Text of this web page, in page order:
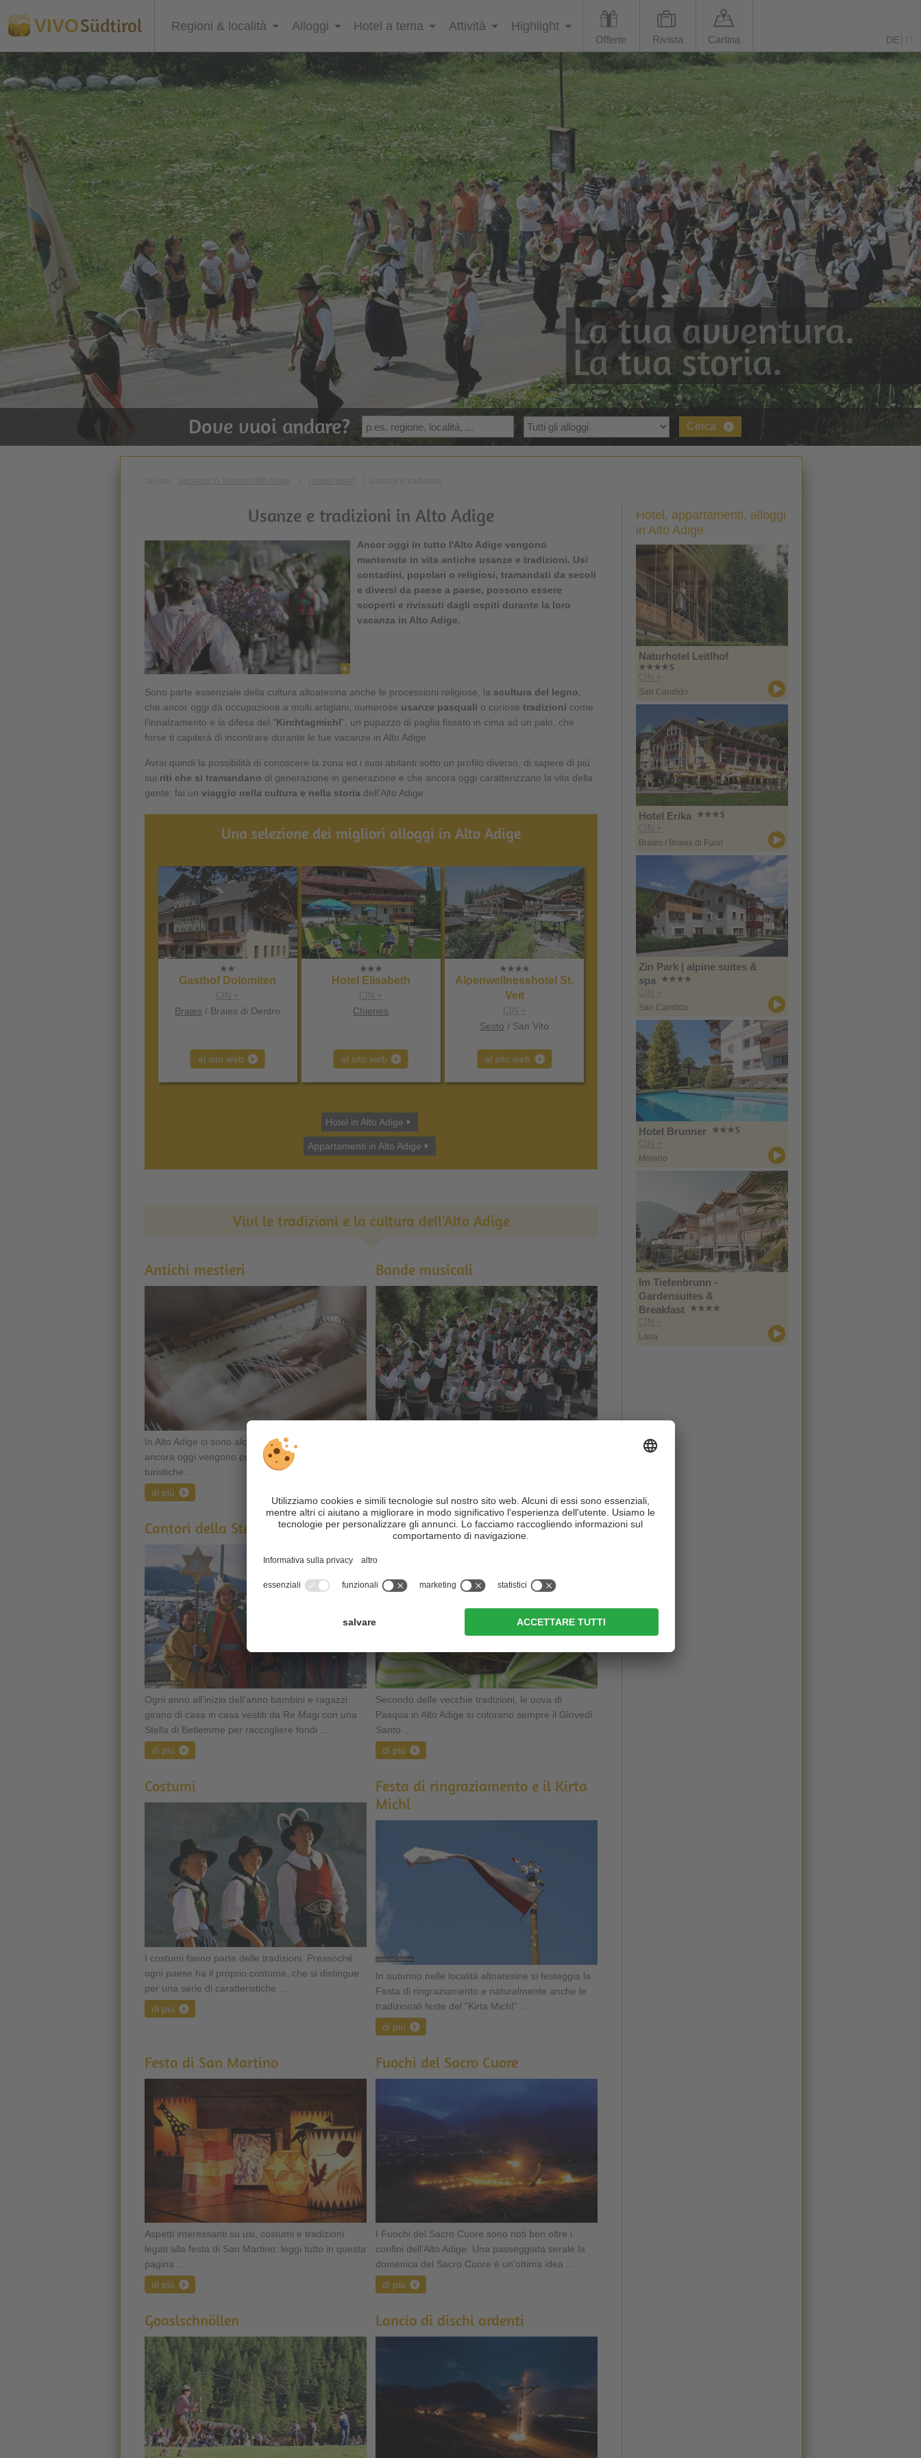
VIVOSüdtirol Regioni & località Alloggi Hotel a tema Attività Highlight
Offerte Rivista Cartina DE
La tua avventura.
La tua storia.
Dove vuoi andare? Cerca
Usanze e tradizioni in Alto Adige
Ancor oggi in tutto l'Alto Adige vengono
mantenute in vita antiche usanze e tradizioni. Usi
contadini, popolari o religiosi, tramandati da secoli
e diversi da paese a paese, possono essere
scoperti e rivissuti dagli ospiti durante la loro
vacanza in Alto Adige.
Sono parte essenziale della cultura altoatesina anche le processioni religiose, la scultura del legno
che ancor oggi dà occupazione a molti artigiani, numerose usanze pasquali o curiose tradizioni come
l'innalzamento e la difesa del "Kirchtagmichl", un pupazzo di paglia fissato in cima ad un palo, che
forse ti capiterà di incontrare durante le tue vacanze in Alto Adige.
Avrai quindi la possibilità di conoscere la zona ed i suoi abitanti sotto un profilo diverso, di sapere di più
sui riti che si tramandano di generazione in generazione e che ancora oggi caratterizzano la vita della
gente: fai un viaggio nella cultura e nella storia dell'Alto Adige.
Una selezione dei migliori alloggi in Alto Adige
Gasthof Dolomiten
CIN +
Braies / Braies di Dentro
al sito web
Hotel Elisabeth
CIN +
Chienes
al sito web
Alpenwellnesshotel St.
Veit
CIN +
Sesto / San Vito
al sito web
Hotel in Alto Adige
Appartamenti in Alto Adige
Vivi le tradizioni e la cultura dell'Alto Adige
Antichi mestieri
In Alto Adige ci sono alcuni vecchi mestieri che
ancora oggi vengono praticati in alcune regioni
turistiche ...
di più
Bande musicali
Cantori della Stella
Ogni anno all'inizio dell'anno bambini e ragazzi
girano di casa in casa vestiti da Re Magi con una
Stella di Betlemme per raccogliere fondi ...
di più
Colorare le uova di Pasqua
Secondo delle vecchie tradizioni, le uova di
Pasqua in Alto Adige si colorano sempre il Giovedì
Santo ...
di più
Costumi
I costumi fanno parte delle tradizioni. Pressoché
ogni paese ha il proprio costume, che si distingue
per una serie di caratteristiche ...
di più
Festa di ringraziamento e il Kirta
Michl
In autunno nelle località altoatesine si festeggia la
Festa di ringraziamento e naturalmente anche le
tradizionali feste del "Kirta Michl" ...
di più
Festa di San Martino
Aspetti interessanti su usi, costumi e tradizioni
legati alla festa di San Martino: leggi tutto in questa
pagina ...
di più
Fuochi del Sacro Cuore
I Fuochi del Sacro Cuore sono noti ben oltre i
confini dell'Alto Adige. Una passeggiata serale la
domenica del Sacro Cuore è un'ottima idea ...
di più
Goaslschnöllen Lancio di dischi ardenti
Hotel, appartamenti, alloggi
in Alto Adige
Naturhotel Leitlhof
CIN +
San Candido
Hotel Erika
CIN +
Braies / Braies di Fuori
Zin Park | alpine suites &
spa
CIN +
San Candido
Hotel Brunner
CIN +
Merano
Im Tiefenbrunn -
Gardensuites &
Breakfast
CIN +
Lana